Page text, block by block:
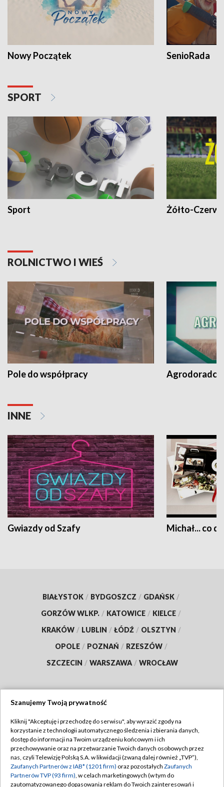
Nowy Początek SenioRada
SPORT
Sport Żółto-
ROLNICTWO I WIEŚ
Pole do współpracy Agrodoradcy
INNE
Gwiazdy od Szafy Michał... co
BIAŁYSTOK / BYDGOSZCZ / GDAŃSK /
GORZÓW WLKP. / KATOWICE / KIELCE /
KRAKÓW / LUBLIN / ŁÓDŹ / OLSZTYN /
OPOLE / POZNAŃ / RZESZÓW /
SZCZECIN / WARSZAWA / WROCŁAW
TVP
Abonament TVP
Emisja w TVP
Centrum informacji TVP
Regulamin TVP
Polityka prywatności
Moje zgody
Szanujemy Twoją prywatność
Kliknij "Akceptuję i przechodzę do serwisu", aby wyrazić zgody na
korzystanie z technologii automatycznego śledzenia i zbierania danych,
dostęp do informacji na Twoim urządzeniu końcowym i ich
przechowywanie oraz na przetwarzanie Twoich danych osobowych przez
nas, czyli Telewizję Polską S.A. w likwidacji (zwaną dalej również „TVP”),
Zaufanych Partnerów z IAB* (1201 firm) oraz pozostałych Zaufanych
Partnerów TVP (93 firm), w celach marketingowych (w tym do
zautomatyzowanego dopasowania reklam do Twoich zainteresowań i